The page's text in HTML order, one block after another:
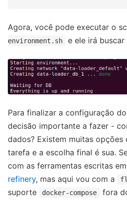
Agora, você pode executar o
environment.sh
e ele irá
Para finalizar a configuração
decisão importante a fazer -
dados? Existem muitas opções
tarefa e a escolha final é sua.
com as ferramentas escritas
refinery, mas aqui vou com a
suporte
docker-compose fora